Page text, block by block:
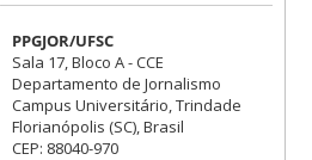
PPGJOR/UFSC
Sala 17, Bloco A - CCE
Departamento de Jornalismo
Campus Universitário, Trindade
Florianópolis (SC), Brasil
CEP: 88040-970